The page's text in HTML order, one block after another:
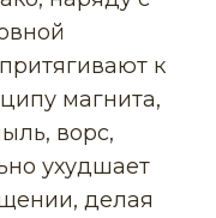
к
магнита,
ворс,
ухудшает
делая